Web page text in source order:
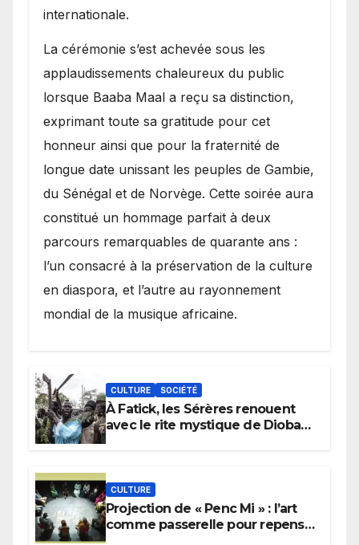
internationale.
​La cérémonie s’est achevée sous les
applaudissements chaleureux du public
lorsque Baaba Maal a reçu sa distinction,
exprimant toute sa gratitude pour cet
honneur ainsi que pour la fraternité de
longue date unissant les peuples de Gambie,
du Sénégal et de Norvège. Cette soirée aura
constitué un hommage parfait à deux
parcours remarquables de quarante ans :
l’un consacré à la préservation de la culture
en diaspora, et l’autre au rayonnement
mondial de la musique africaine.
CULTURE SOCIÉTÉ
À Fatick, les Sérères renouent
avec le rite mystique de Diobaye
CULTURE
Projection de « Penc Mi » : l’art
comme passerelle pour repenser